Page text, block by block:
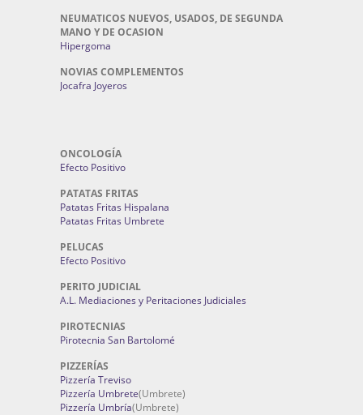
NEUMATICOS NUEVOS, USADOS, DE SEGUNDA
MANO Y DE OCASION
Hipergoma
NOVIAS COMPLEMENTOS
Jocafra Joyeros
ONCOLOGÍA
Efecto Positivo
PATATAS FRITAS
Patatas Fritas Hispalana
Patatas Fritas Umbrete
PELUCAS
Efecto Positivo
PERITO JUDICIAL
A.L. Mediaciones y Peritaciones Judiciales
PIROTECNIAS
Pirotecnia San Bartolomé
PIZZERÍAS
Pizzería Treviso
Pizzería Umbrete(Umbrete)
Pizzería Umbría(Umbrete)